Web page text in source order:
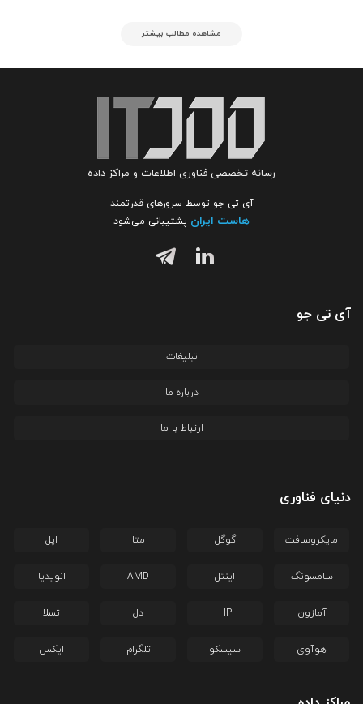
مشاهده مطالب بیشتر
رسانه تخصصی فناوری اطلاعات و مراکز داده
آی تی جو توسط سرورهای قدرتمند
هاست ایران پشتیبانی می‌شود
آی تی جو
تبلیغات
درباره ما
ارتباط با ما
دنیای فناوری
مایکروسافت گوگل متا اپل
سامسونگ اینتل AMD انویدیا
آمازون HP دل تسلا
هوآوی سیسکو تلگرام ایکس